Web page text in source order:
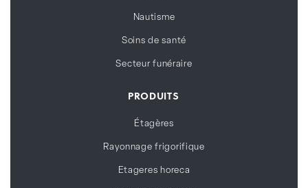
Nautisme
Soins de santé
Secteur funéraire
PRODUITS
Étagères
Rayonnage frigorifique
Etageres horeca